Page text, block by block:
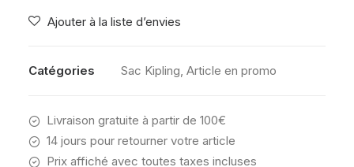
FLORALAjouter à la liste d’envies
Catégories Sac Kipling, Article en promo
Livraison gratuite à partir de 100€
14 jours pour retourner votre article
Prix affiché avec toutes taxes incluses